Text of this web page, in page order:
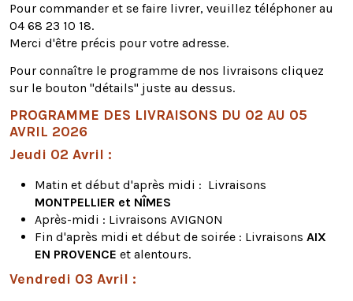
Pour commander et se faire livrer, veuillez téléphoner au
04 68 23 10 18.
Merci d'être précis pour votre adresse.
Pour connaître le programme de nos livraisons cliquez
sur le bouton "détails" juste au dessus.
PROGRAMME DES LIVRAISONS DU 02 AU 05
AVRIL 2026
Jeudi 02 Avril :
Matin et début d'après midi : Livraisons
MONTPELLIER et NÎMES
Après-midi : Livraisons AVIGNON
Fin d'après midi et début de soirée : Livraisons AIX
EN PROVENCE et alentours.
Vendredi 03 Avril :